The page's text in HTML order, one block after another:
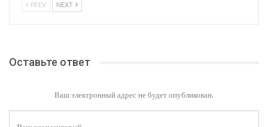
PREV NEXT
Оставьте ответ
Ваш электронный адрес не будет опубликован.